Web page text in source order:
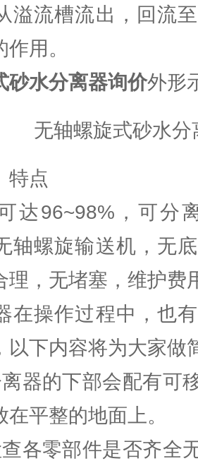
溢流槽流出，回流
用。
砂水分离器询价外形
特点
达96~98%，可分
轴螺旋输送机，无
理，无堵塞，维护费
在操作过程中，也
以下内容将为大家做
器的下部会配有可
平整的地面上。
各零部件是否齐全